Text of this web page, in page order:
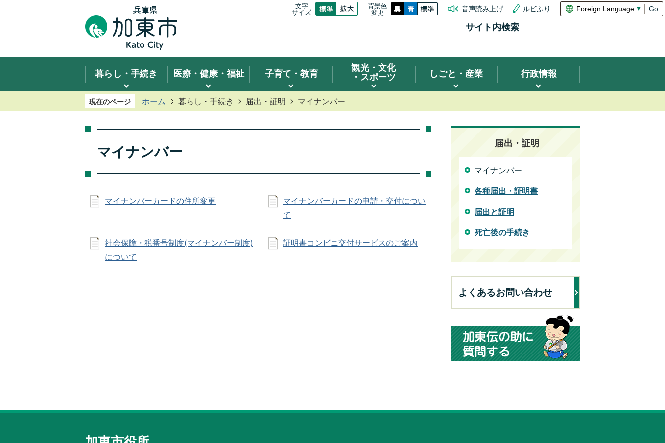
文字
サイズ
背景色
変更
音声読み上げ ルビふり Go
サイト内検索
暮らし・手続き 医療・健康・福祉 子育て・教育
観光 ・文化
・スポーツ
しごと・産業 行政情報
現在のページ ホーム 暮らし・手続き 届出・証明 マイナンバー
マイナンバー
マイナンバーカードの住所変更
マイナンバーカードの申請・交付につい
て
社会保障・税番号制度(マイナンバー制度)
について
証明書コンビニ交付サービスのご案内
届出・証明
マイナンバー
各種届出・証明書
届出と証明
死亡後の手続き
よくあるお問い合わせ